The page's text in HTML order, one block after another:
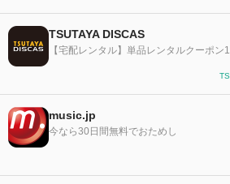
TSUTAYA DISCAS
【宅配レンタル】単品レンタルクーポン
music.jp
今なら30日間無料でおためし